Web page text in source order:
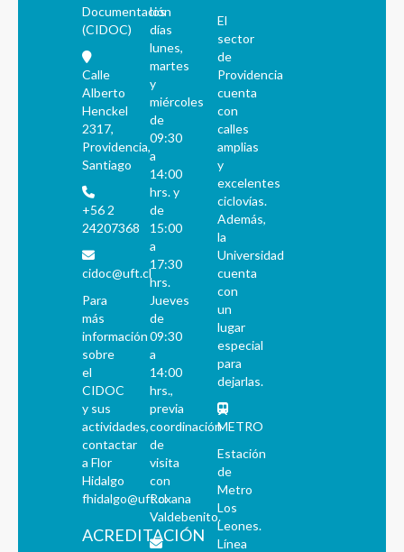
Documentación
(CIDOC)
Calle
Alberto
Henckel
2317,
Providencia,
Santiago
+56 2
24207368
cidoc@uft.cl
Para
más
información
sobre
el
CIDOC
y sus
actividades,
contactar
a Flor
Hidalgo
fhidalgo@uft.cl
ACREDITACIÓN
los
días
lunes,
martes
y
miércoles
de
09:30
a
14:00
hrs. y
de
15:00
a
17:30
hrs.
Jueves
de
09:30
a
14:00
hrs.,
previa
coordinación
de
visita
con
Roxana
Valdebenito.
El
sector
de
Providencia
cuenta
con
calles
amplias
y
excelentes
ciclovías.
Además,
la
Universidad
cuenta
con
un
lugar
especial
para
dejarlas.
METRO
Estación
de
Metro
Los
Leones.
Línea